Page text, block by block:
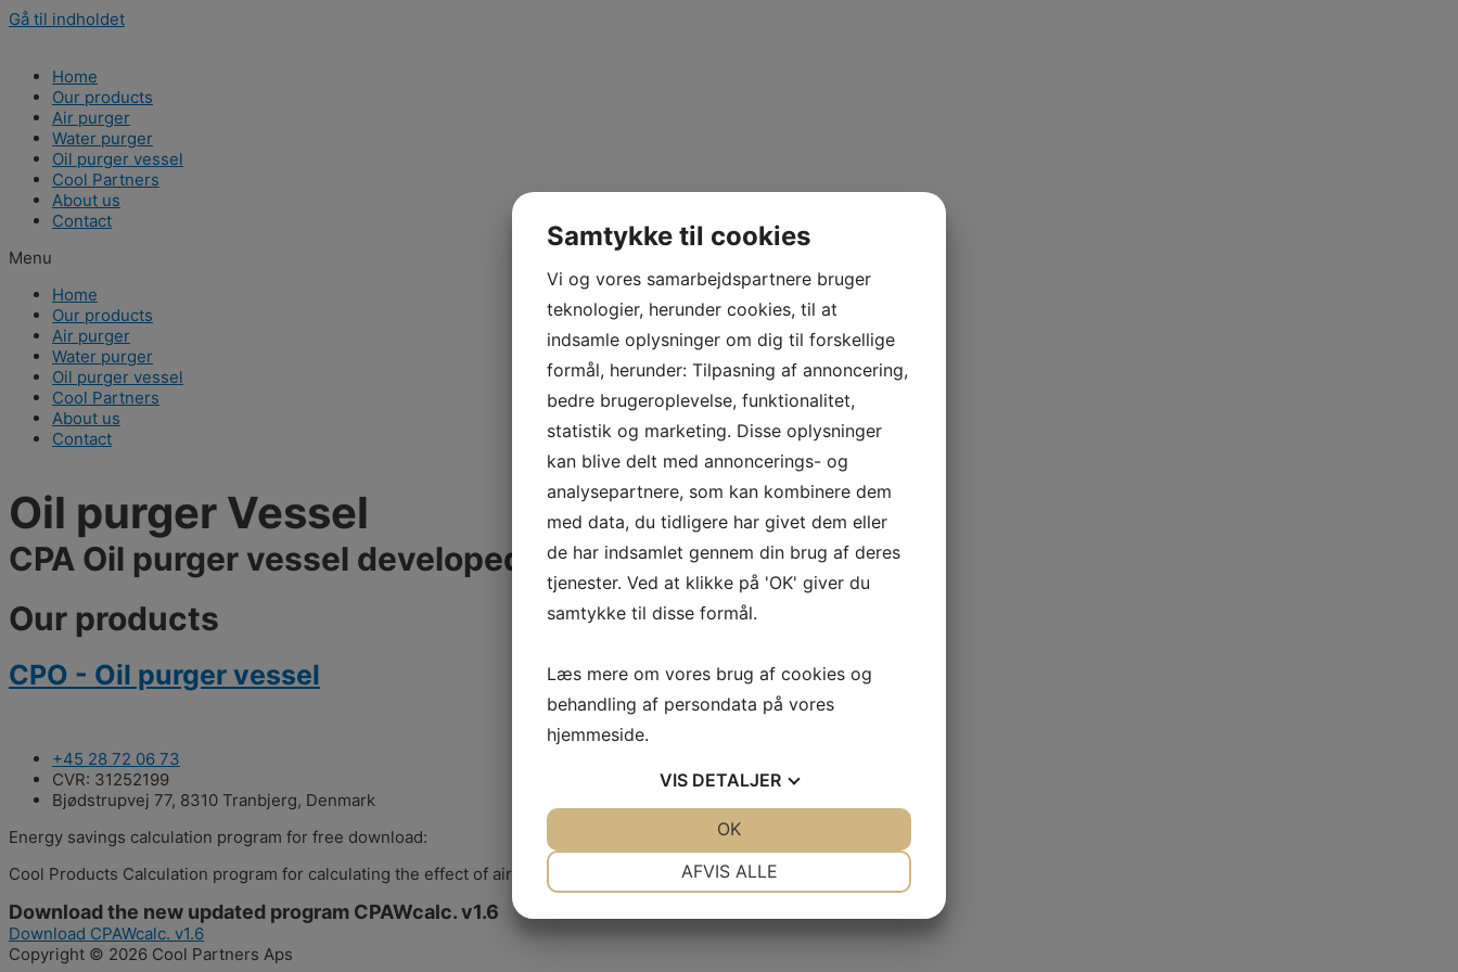
Gå til indholdet
Home
Our products
Air purger
Water purger
Oil purger vessel
Cool Partners
About us
Contact
Menu
Home
Our products
Air purger
Water purger
Oil purger vessel
Cool Partners
About us
Contact
Oil purger Vessel
CPA Oil purger vessel developed by Cool Partners
Our products
CPO - Oil purger vessel
+45 28 72 06 73
CVR: 31252199
Bjødstrupvej 77, 8310 Tranbjerg, Denmark
Energy savings calculation program for free download:
Cool Products Calculation program for calculating the effect of air and water in ammonia refrigeration systems.
Download the new updated program CPAWcalc. v1.6
Download CPAWcalc. v1.6
Copyright © 2026 Cool Partners Aps
Samtykke til cookies
Vi og vores samarbejdspartnere bruger
teknologier, herunder cookies, til at
indsamle oplysninger om dig til forskellige
formål, herunder: Tilpasning af annoncering,
bedre brugeroplevelse, funktionalitet,
statistik og marketing. Disse oplysninger
kan blive delt med annoncerings- og
analysepartnere, som kan kombinere dem
med data, du tidligere har givet dem eller
de har indsamlet gennem din brug af deres
tjenester. Ved at klikke på 'OK' giver du
samtykke til disse formål.
Læs mere om vores brug af cookies og
behandling af persondata på vores
hjemmeside.
VIS DETALJER
AFVIS ALLE
OK